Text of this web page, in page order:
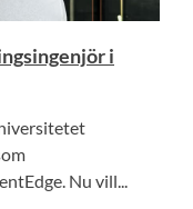
i
Nu vill...